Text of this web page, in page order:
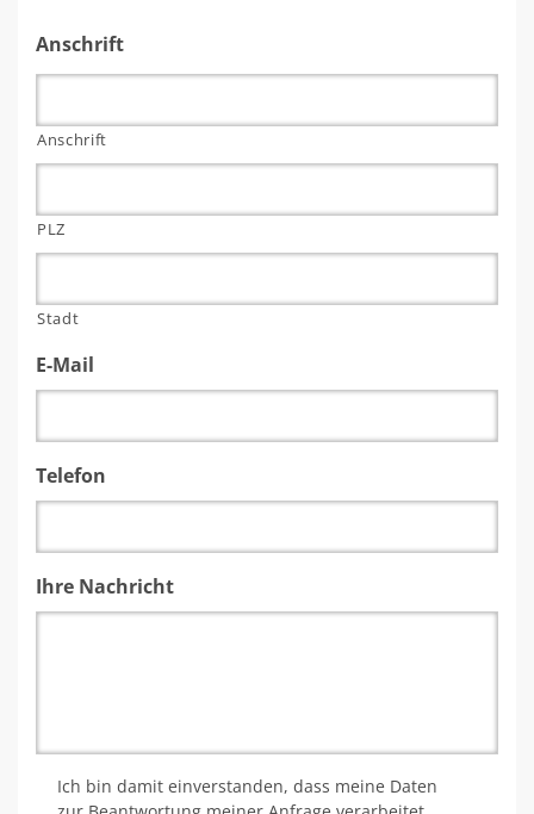
Anschrift
Anschrift
PLZ
Stadt
E-Mail
Telefon
Ihre Nachricht
Ich bin damit einverstanden, dass meine Daten